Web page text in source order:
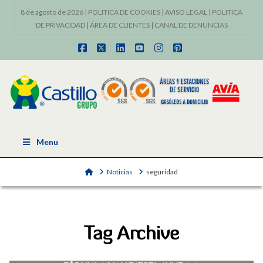
8 de agosto de 2026 | POLITICA DE COOKIES | AVISO LEGAL | POLITICA
DE PRIVACIDAD| ÁREA DE CLIENTES| CANAL DE DENUNCIAS
Facebook
X LinkedInYouTubeInstagram
Pinterest
Menu
HomeNoticias seguridad
Tag Archive